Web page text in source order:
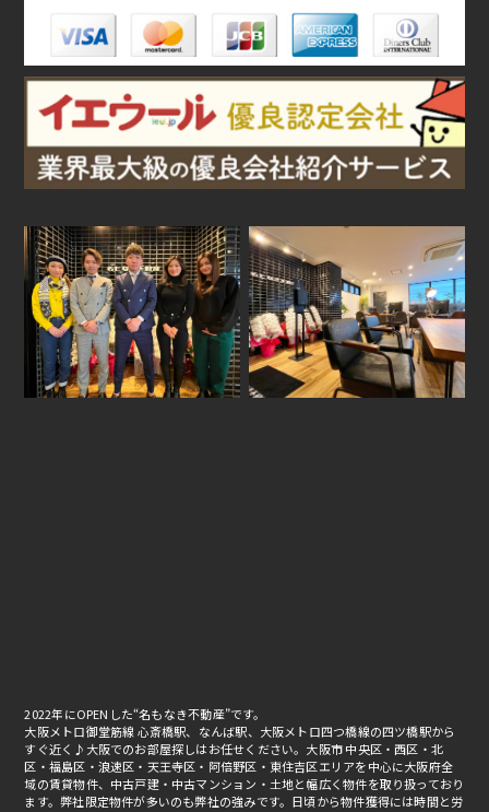
2022年にOPENした“名もなき不動産”です。
大阪メトロ御堂筋線 心斎橋駅、なんば駅、大阪メトロ四つ橋線の四ツ橋駅から
すぐ近く♪大阪でのお部屋探しはお任せください。大阪市 中央区・西区・北
区・福島区・浪速区・天王寺区・阿倍野区・東住吉区エリアを中心に大阪府全
域の賃貸物件、中古戸建・中古マンション・土地と幅広く物件を取り扱っており
ます。弊社限定物件が多いのも弊社の強みです。日頃から物件獲得には時間と労